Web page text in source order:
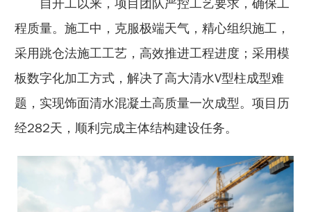
自开工以来，项目团队严控工艺要求，确保工
程质量。施工中，克服极端天气，精心组织施工，
采用跳仓法施工工艺，高效推进工程进度；采用模
板数字化加工方式，解决了高大清水V型柱成型难
题，实现饰面清水混凝土高质量一次成型。项目历
经282天，顺利完成主体结构建设任务。